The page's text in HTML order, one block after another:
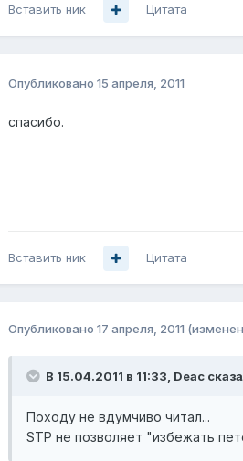
Вставить ник Цитата
Опубликовано 15 апреля, 2011
спасибо.
Вставить ник Цитата
Опубликовано 17 апреля, 2011
В 15.04.2011 в 11:33, Deac
Походу не вдумчиво читал...
STP не позволяет "избежать